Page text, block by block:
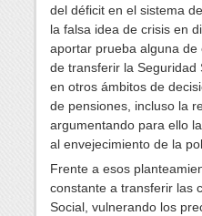
del déficit en el sistema
la falsa idea de crisis en
aportar prueba alguna
de transferir la Seguridad
en otros ámbitos de
de pensiones, incluso la
argumentando para ello
al envejecimiento de la
Frente a esos
constante a transferir las
Social, vulnerando los